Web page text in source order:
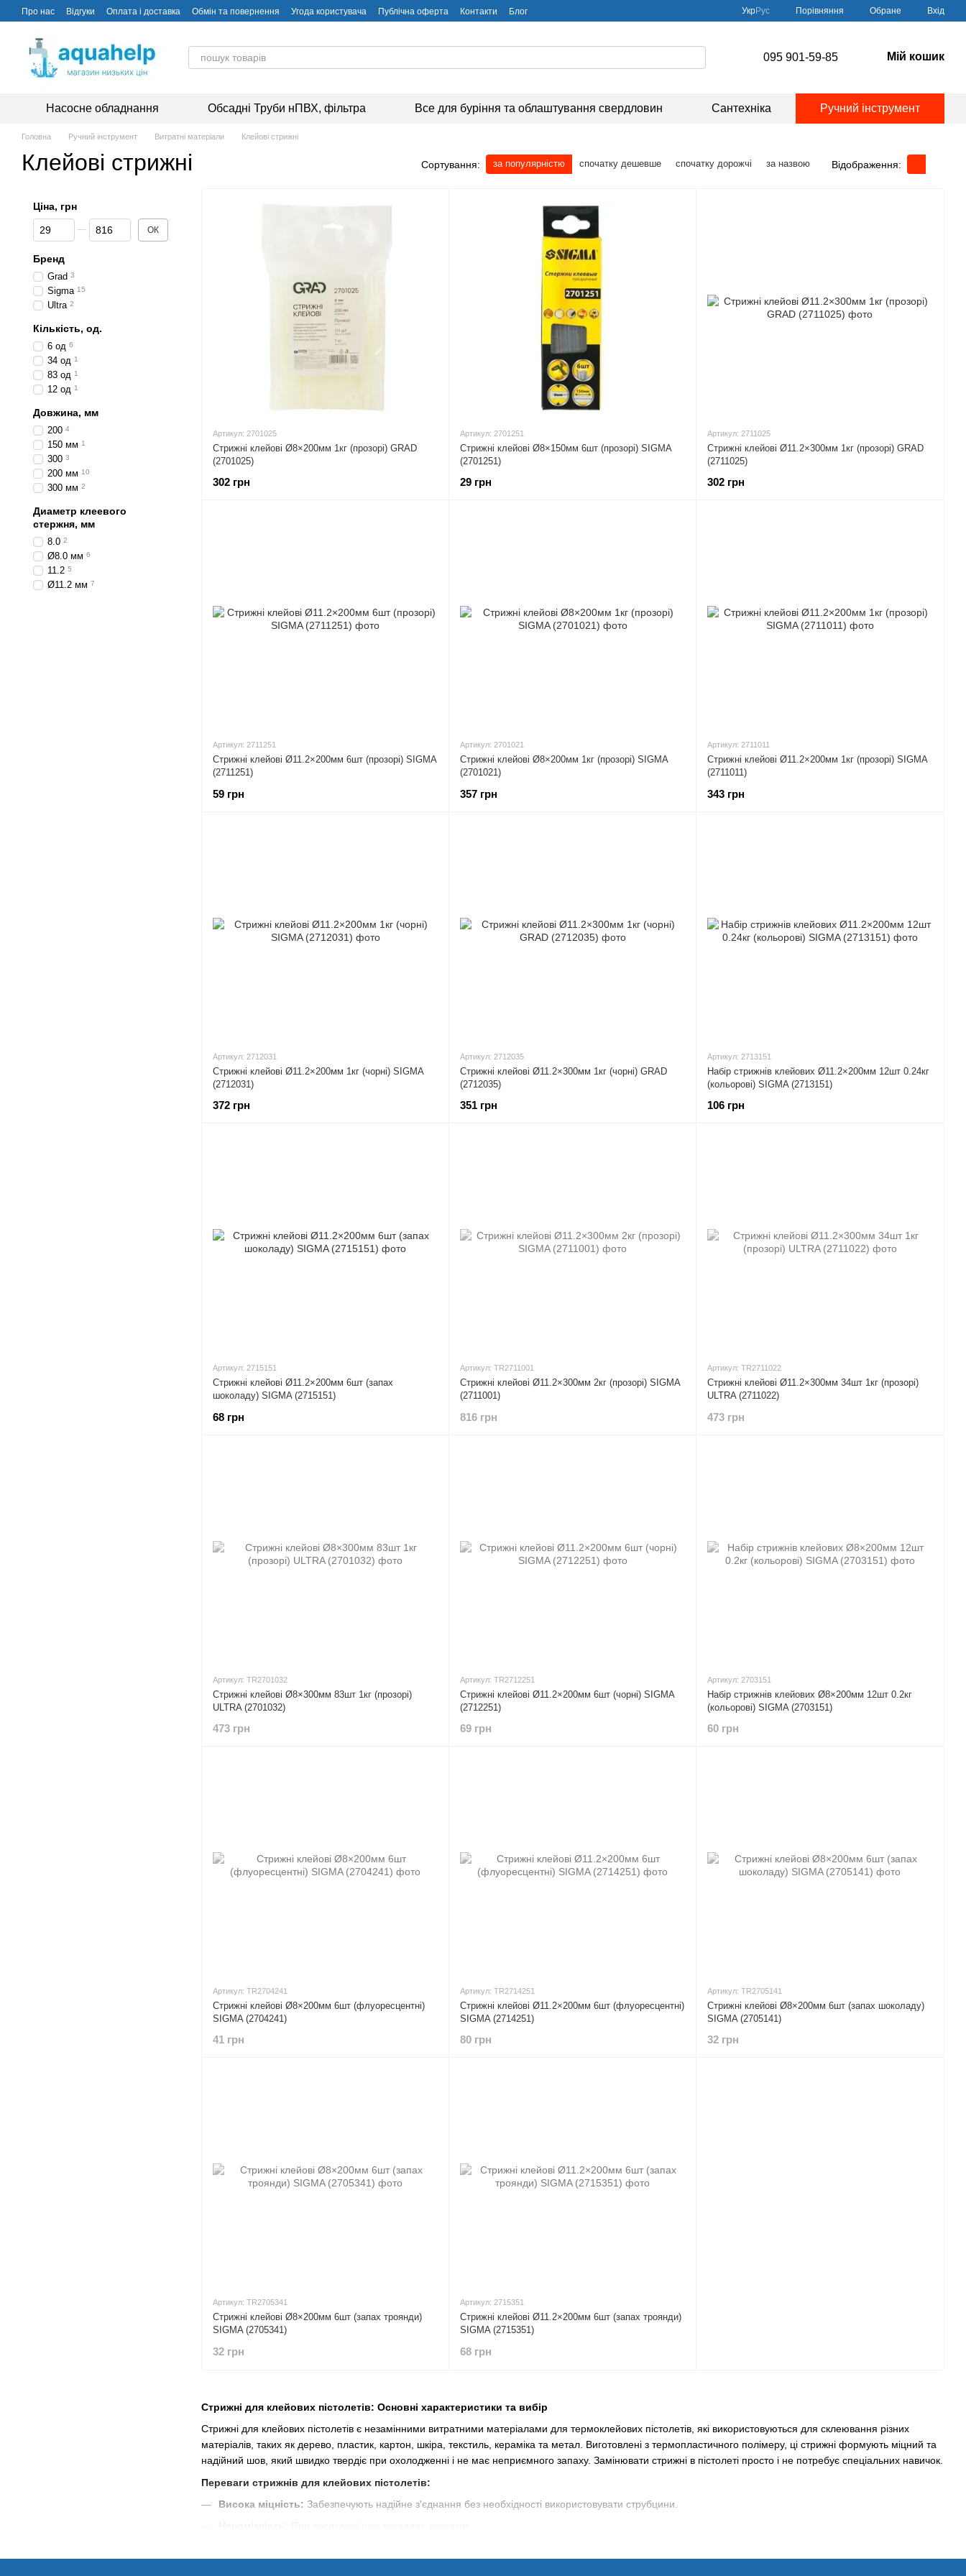
Перейти до основного контенту
Про нас Відгуки Оплата і доставка Обмін та повернення Угода користувача Публічна оферта Контакти Блог УкрРус Порівняння Обране Вхід
095 901-59-85 Мій кошик
Насосне обладнання Обсадні Труби нПВХ, фільтра Все для буріння та облаштування свердловин Сантехніка Ручний інструмент
Головна Ручний інструмент Витратні матеріали Клейові стрижні
Клейові стрижні Сортування: за популярністю спочатку дешевше спочатку дорожчі за назвою Відображення:
Стрижні для клейових пістолетів: Основні характеристики та вибір
Стрижні для клейових пістолетів є незамінними витратними матеріалами для термоклейових пістолетів, які використовуються для склеювання різних
матеріалів, таких як дерево, пластик, картон, шкіра, текстиль, кераміка та метал. Виготовлені з термопластичного полімеру, ці стрижні формують міцний та
надійний шов, який швидко твердіє при охолодженні і не має неприємного запаху. Замінювати стрижні в пістолеті просто і не потребує спеціальних навичок.
Переваги стрижнів для клейових пістолетів:
Висока міцність: Забезпечують надійне з'єднання без необхідності використовувати струбцини.
Артикул: 2701025
Стрижні клейові Ø8×200мм 1кг (прозорі) GRAD
(2701025)
302 грн
Артикул: 2701251
Стрижні клейові Ø8×150мм 6шт (прозорі) SIGMA
(2701251)
29 грн
Артикул: 2711025
Стрижні клейові Ø11.2×300мм 1кг (прозорі) GRAD
(2711025)
302 грн
Артикул: 2711251
Стрижні клейові Ø11.2×200мм 6шт (прозорі) SIGMA
(2711251)
59 грн
Артикул: 2701021
Стрижні клейові Ø8×200мм 1кг (прозорі) SIGMA
(2701021)
357 грн
Артикул: 2711011
Стрижні клейові Ø11.2×200мм 1кг (прозорі) SIGMA
(2711011)
343 грн
Артикул: 2712031
Стрижні клейові Ø11.2×200мм 1кг (чорні) SIGMA
(2712031)
372 грн
Артикул: 2712035
Стрижні клейові Ø11.2×300мм 1кг (чорні) GRAD
(2712035)
351 грн
Артикул: 2713151
Набір стрижнів клейових Ø11.2×200мм 12шт 0.24кг
(кольорові) SIGMA (2713151)
106 грн
Артикул: 2715151
Стрижні клейові Ø11.2×200мм 6шт (запах
шоколаду) SIGMA (2715151)
68 грн
Артикул: TR2711001
Стрижні клейові Ø11.2×300мм 2кг (прозорі) SIGMA
(2711001)
816 грн
Артикул: TR2711022
Стрижні клейові Ø11.2×300мм 34шт 1кг (прозорі)
ULTRA (2711022)
473 грн
Артикул: TR2701032
Стрижні клейові Ø8×300мм 83шт 1кг (прозорі)
ULTRA (2701032)
473 грн
Артикул: TR2712251
Стрижні клейові Ø11.2×200мм 6шт (чорні) SIGMA
(2712251)
69 грн
Артикул: 2703151
Набір стрижнів клейових Ø8×200мм 12шт 0.2кг
(кольорові) SIGMA (2703151)
60 грн
Артикул: TR2704241
Стрижні клейові Ø8×200мм 6шт (флуоресцентні)
SIGMA (2704241)
41 грн
Артикул: TR2714251
Стрижні клейові Ø11.2×200мм 6шт (флуоресцентні)
SIGMA (2714251)
80 грн
Артикул: TR2705141
Стрижні клейові Ø8×200мм 6шт (запах шоколаду)
SIGMA (2705141)
32 грн
Артикул: TR2705341
Стрижні клейові Ø8×200мм 6шт (запах троянди)
SIGMA (2705341)
32 грн
Артикул: 2715351
Стрижні клейові Ø11.2×200мм 6шт (запах троянди)
SIGMA (2715351)
68 грн
Ціна, грн
Від Ціна, грн
До Ціна, грн ОК
Бренд
Grad 3
Sigma 15
Ultra 2
Кількість, од.
6 од 6
34 од 1
83 од 1
12 од 1
Довжина, мм
200 4
150 мм 1
300 3
200 мм 10
300 мм 2
Диаметр клеевого
стержня, мм
8.0 2
Ø8.0 мм 6
11.2 5
Ø11.2 мм 7